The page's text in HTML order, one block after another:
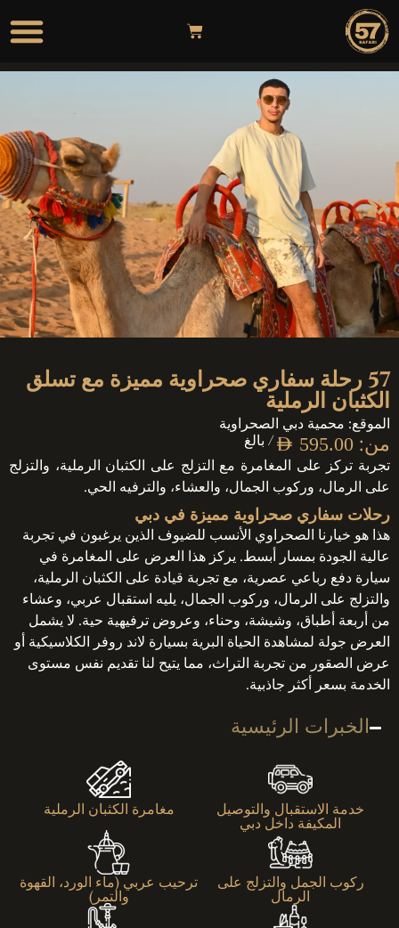
57 رحلة سفاري صحراوية مميزة مع تسلق
الكثبان الرملية
الموقع: محمية دبي الصحراوية
من: AED 595.00 / بالغ
تجربة تركز على المغامرة مع التزلج على الكثبان الرملية، والتزلج
على الرمال، وركوب الجمال، والعشاء، والترفيه الحي.
رحلات سفاري صحراوية مميزة في دبي
هذا هو خيارنا الصحراوي الأنسب للضيوف الذين يرغبون في تجربة
عالية الجودة بمسار أبسط. يركز هذا العرض على المغامرة في
سيارة دفع رباعي عصرية، مع تجربة قيادة على الكثبان الرملية،
والتزلج على الرمال، وركوب الجمال، يليه استقبال عربي، وعشاء
من أربعة أطباق، وشيشة، وحناء، وعروض ترفيهية حية. لا يشمل
العرض جولة لمشاهدة الحياة البرية بسيارة لاند روفر الكلاسيكية أو
عرض الصقور من تجربة التراث، مما يتيح لنا تقديم نفس مستوى
الخدمة بسعر أكثر جاذبية.
الخبرات الرئيسية
خدمة الاستقبال والتوصيل
المكيفة داخل دبي
مغامرة الكثبان الرملية
ركوب الجمل والتزلج على
الرمال
ترحيب عربي (ماء الورد، القهوة
والتمر)